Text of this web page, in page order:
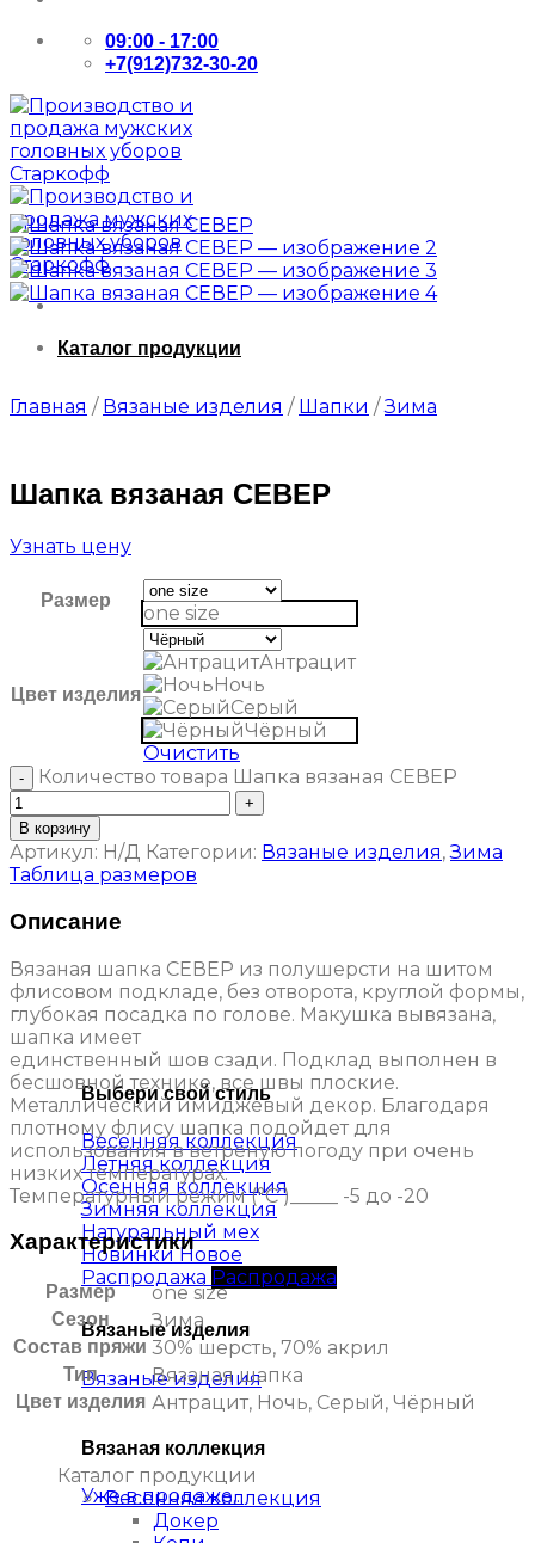
09:00 - 17:00
+7(912)732-30-20
Каталог продукции
Выбери свой стиль
Весенняя коллекция
Летняя коллекция
Осенняя коллекция
Зимняя коллекция
Натуральный мех
Новинки
Распродажа
Вязаные изделия
Вязаные изделия
Вязаная коллекция
Уже в продаже...
Главная / Вязаные изделия / Шапки / Зима
Шапка вязаная СЕВЕР
Узнать цену
Размер
one size
Цвет изделия
Антрацит
Ночь
Серый
Чёрный
Очистить
Количество товара Шапка вязаная СЕВЕР
В корзину
Артикул: Н/Д Категории: Вязаные изделия,Зима
Таблица размеров
Описание
Вязаная шапка СЕВЕР из полушерсти на шитом
флисовом подкладе, без отворота, круглой формы,
глубокая посадка по голове. Макушка вывязана,
шапка имеет
единственный шов сзади. Подклад выполнен в
бесшовной технике, все швы плоские.
Металлический имиджевый декор. Благодаря
плотному флису шапка подойдет для
использования в ветреную погоду при очень
низких температурах.
Температурный режим (°C )_____ -5 до -20
Характеристики
Размер one size
Сезон Зима
Состав пряжи 30% шерсть, 70% акрил
Тип Вязаная шапка
Цвет изделия Антрацит, Ночь, Серый, Чёрный
Каталог продукции
Весенняя коллекция
Докер